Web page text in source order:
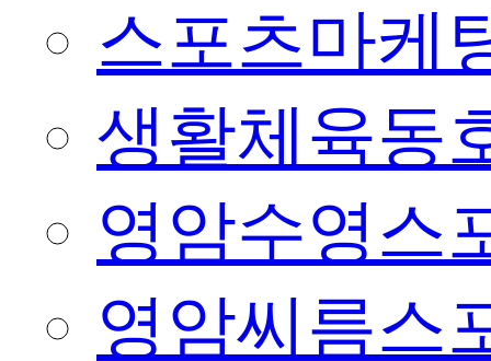
스포츠마케
생활체육동
영암수영스
영암씨름스